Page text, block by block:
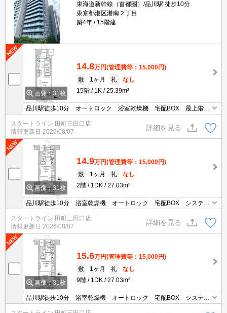
東海道新幹線（首都圏）/品川駅 徒歩10分
東京都港区港南２丁目
築4年
15階建
画像：31枚
14.8万円(管理費等：15,000円)
敷
1ヶ月 礼
なし
15階
1K 25.39m²
品川駅徒歩10分 オートロック 浴室乾燥機 宅配BOX 最上階
エアコン 礼金なし システムキッチン
スタートライン 田町三田口店
情報更新日 2026/08/07
詳細を見る
画像：31枚
14.9万円(管理費等：15,000円)
敷
1ヶ月 礼
なし
2階
1DK 27.03m²
品川駅徒歩10分 浴室乾燥機 オートロック 宅配BOX システム
キッチン エアコン 礼金なし
スタートライン 田町三田口店
情報更新日 2026/08/07
詳細を見る
画像：31枚
15.6万円(管理費等：15,000円)
敷
1ヶ月 礼
なし
9階
1DK 27.03m²
品川駅徒歩10分 浴室乾燥機 オートロック 宅配BOX システム
キッチン エアコン 礼金なし